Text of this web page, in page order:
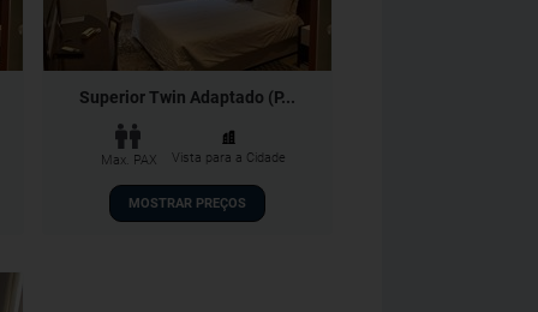
Superior Twin Adaptado (P...
Max. PAX Vista para a Cidade
MOSTRAR PREÇOS